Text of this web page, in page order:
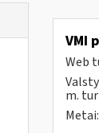
VMI
Web
m.
Metai: